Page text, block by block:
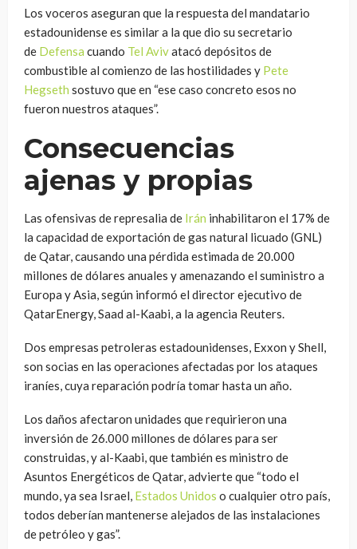
Los voceros aseguran que la respuesta del mandatario
estadounidense es similar a la que dio su secretario
de Defensa cuando Tel Avivatacó depósitos de
combustible al comienzo de las hostilidades y Pete
Hegseth sostuvo que en “ese caso concreto esos no
fueron nuestros ataques”.
Consecuencias
ajenas y propias
Las ofensivas de represalia de Irán inhabilitaron el 17% de
la capacidad de exportación de gas natural licuado (GNL)
de Qatar, causando una pérdida estimada de 20.000
millones de dólares anuales y amenazando el suministro a
Europa y Asia, según informó el director ejecutivo de
QatarEnergy, Saad al-Kaabi, a la agencia Reuters.
Dos empresas petroleras estadounidenses, Exxon y Shell,
son socias en las operaciones afectadas por los ataques
iraníes, cuya reparación podría tomar hasta un año.
Los daños afectaron unidades que requirieron una
inversión de 26.000 millones de dólares para ser
construidas, y al-Kaabi, que también es ministro de
Asuntos Energéticos de Qatar, advierte que “todo el
mundo, ya sea Israel, Estados Unidos o cualquier otro país,
todos deberían mantenerse alejados de las instalaciones
de petróleo y gas”.